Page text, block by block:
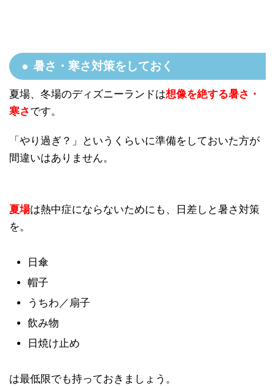
暑さ・寒さ対策をしておく
夏場、冬場のディズニーランドは想像を絶する暑さ・
寒さです。
「やり過ぎ？」というくらいに準備をしておいた方が
間違いはありません。
夏場は熱中症にならないためにも、日差しと暑さ対策
を。
日傘
帽子
うちわ／扇子
飲み物
日焼け止め
は最低限でも持っておきましょう。